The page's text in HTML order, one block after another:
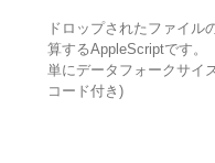
ドロップされたファイル
算するAppleScriptです。
単にデータフォークサイ
コード付き)